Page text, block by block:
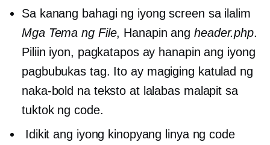
Sa kanang bahagi ng iyong screen sa ilalim
Mga Tema ng File, Hanapin angheader.php.
Piliin iyon, pagkatapos ay hanapin ang iyong
pagbubukas tag. Ito ay magiging katulad ng
naka-bold na teksto at lalabas malapit sa
tuktok ng code.
Idikit ang iyong kinopyang linya ng code